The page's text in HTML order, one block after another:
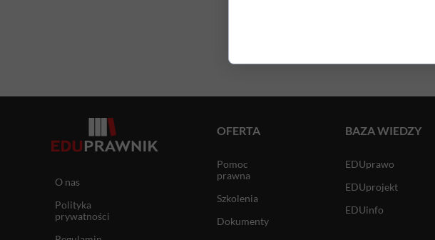
O nas
Polityka
prywatności
BAZA WIEDZY
EDUprawo
EDUprojekt
EDUinfo
OFERTA
Pomoc
prawna
Szkolenia
Dokumenty